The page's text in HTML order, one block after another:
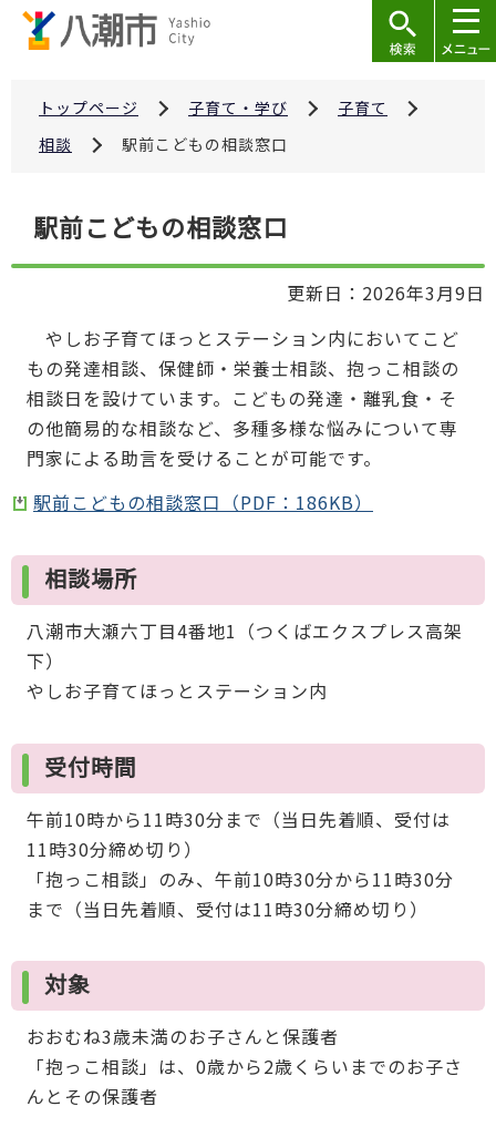
トップページ 子育て・学び
子育て
相談
駅前こどもの相談窓口
こ
駅前こどもの相談窓口
更新日：2026年3月9日
やしお子育てほっとステーション内においてこど
もの発達相談、保健師・栄養士相談、抱っこ相談の
相談日を設けています。こどもの発達・離乳食・そ
の他簡易的な相談など、多種多様な悩みについて専
門家による助言を受けることが可能です。
駅前こどもの相談窓口（PDF：186KB）
相談場所
八潮市大瀬六丁目4番地1（つくばエクスプレス高架
下）
やしお子育てほっとステーション内
受付時間
午前10時から11時30分まで（当日先着順、受付は
11時30分締め切り）
「抱っこ相談」のみ、午前10時30分から11時30分
まで（当日先着順、受付は11時30分締め切り）
対象
おおむね3歳未満のお子さんと保護者
「抱っこ相談」は、0歳から2歳くらいまでのお子さ
んとその保護者